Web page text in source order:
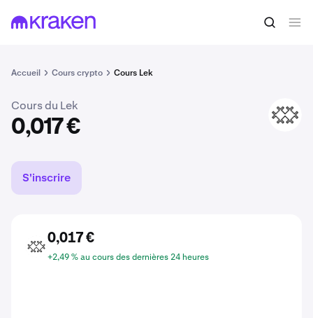
Accueil Cours crypto Cours Lek
0,017 € Acheter du ALL
Cours du Lek
0,017 €
ALL
S'inscrire
ALL
0,017 €
+2,49 % au cours des dernières 24 heures